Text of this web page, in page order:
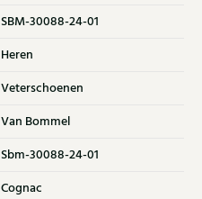
SBM-30088-24-01
Heren
Veterschoenen
Van Bommel
Sbm-30088-24-01
Cognac